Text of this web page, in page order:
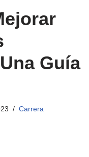
Guía
Carrera